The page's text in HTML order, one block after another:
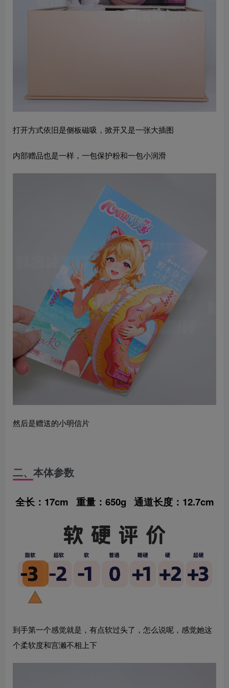
打开方式依旧是侧板磁吸，掀开又是一张大插图
内部赠品也是一样，一包保护粉和一包小润滑
然后是赠送的小明信片
二、本体参数
全长：17cm 重量：650g 通道长度：12.7cm
到手第一个感觉就是，有点软过头了，怎么说呢，感觉她这
个柔软度和宫濑不相上下